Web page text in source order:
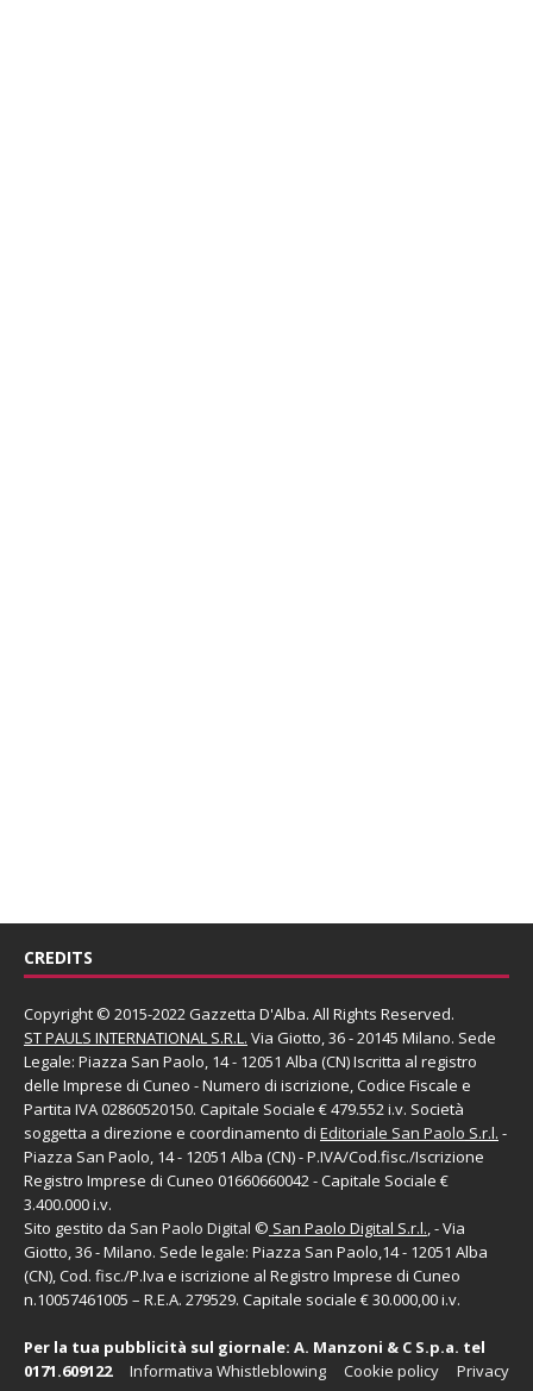
CREDITS
Copyright © 2015-2022 Gazzetta D'Alba. All Rights Reserved.
ST PAULS INTERNATIONAL S.R.L. Via Giotto, 36 - 20145 Milano. Sede
Legale: Piazza San Paolo, 14 - 12051 Alba (CN) Iscritta al registro
delle Imprese di Cuneo - Numero di iscrizione, Codice Fiscale e
Partita IVA 02860520150. Capitale Sociale € 479.552 i.v. Società
soggetta a direzione e coordinamento di Editoriale San Paolo S.r.l. -
Piazza San Paolo, 14 - 12051 Alba (CN) - P.IVA/Cod.fisc./Iscrizione
Registro Imprese di Cuneo 01660660042 - Capitale Sociale €
3.400.000 i.v.
Sito gestito da San Paolo Digital © San Paolo Digital S.r.l., - Via
Giotto, 36 - Milano. Sede legale: Piazza San Paolo,14 - 12051 Alba
(CN), Cod. fisc./P.Iva e iscrizione al Registro Imprese di Cuneo
n.10057461005 – R.E.A. 279529. Capitale sociale € 30.000,00 i.v.
Per la tua pubblicità sul giornale: A. Manzoni & C S.p.a. tel
0171.609122
Privacy
Cookie policy
Informativa Whistleblowing